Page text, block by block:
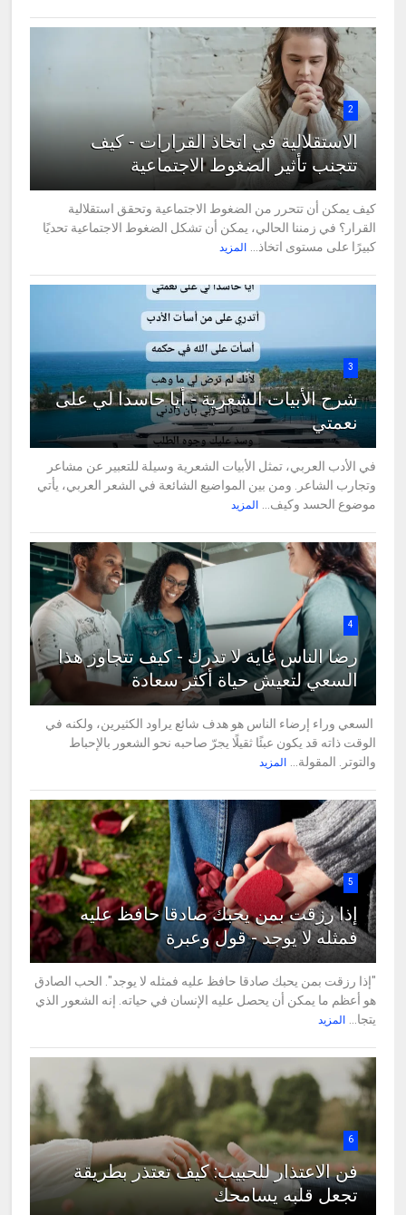
2
الاستقلالية في اتخاذ القرارات - كيف
تتجنب تأثير الضغوط الاجتماعية
كيف يمكن أن تتحرر من الضغوط الاجتماعية وتحقق استقلالية
القرار؟ في زمننا الحالي، يمكن أن تشكل الضغوط الاجتماعية تحديًا
كبيرًا على مستوى اتخاذ...
المزيد
3
شرح الأبيات الشعرية - أيا حاسدا لي على
نعمتي
في الأدب العربي، تمثل الأبيات الشعرية وسيلة للتعبير عن مشاعر
وتجارب الشاعر. ومن بين المواضيع الشائعة في الشعر العربي، يأتي
موضوع الحسد وكيف...
المزيد
4
رضا الناس غاية لا تدرك - كيف تتجاوز هذا
السعي لتعيش حياة أكثر سعادة
السعي وراء إرضاء الناس هو هدف شائع يراود الكثيرين، ولكنه في
الوقت ذاته قد يكون عبئًا ثقيلًا يجرّ صاحبه نحو الشعور بالإحباط
والتوتر. المقولة...
المزيد
5
إذا رزقت بمن يحبك صادقا حافظ عليه
فمثله لا يوجد - قول وعبرة
"إذا رزقت بمن يحبك صادقا حافظ عليه فمثله لا يوجد". الحب الصادق
هو أعظم ما يمكن أن يحصل عليه الإنسان في حياته. إنه الشعور الذي
يتجا...
المزيد
6
فن الاعتذار للحبيب: كيف تعتذر بطريقة
تجعل قلبه يسامحك